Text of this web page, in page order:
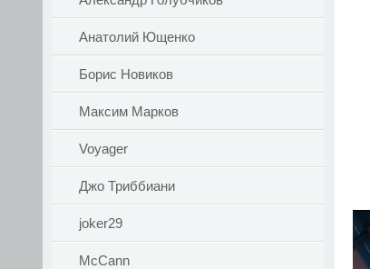
Анатолий Ющенко
Борис Новиков
Максим Марков
Voyager
Джо Триббиани
joker29
McCann